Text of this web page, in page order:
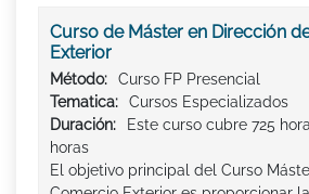
Curso de Máster en Dirección
Exterior
Método:
Curso FP Presencial
Tematica:
Cursos Especializados
Duración:
Este curso cubre 725
horas
El objetivo principal del Curso